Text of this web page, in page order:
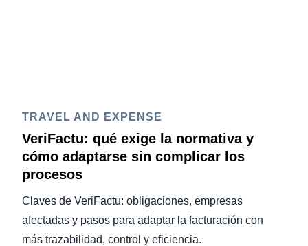
TRAVEL AND EXPENSE
VeriFactu: qué exige la normativa y
cómo adaptarse sin complicar los
procesos
Claves de VeriFactu: obligaciones, empresas
afectadas y pasos para adaptar la facturación con
más trazabilidad, control y eficiencia.